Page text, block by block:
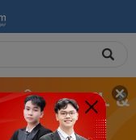
ÔN ĐGNL &